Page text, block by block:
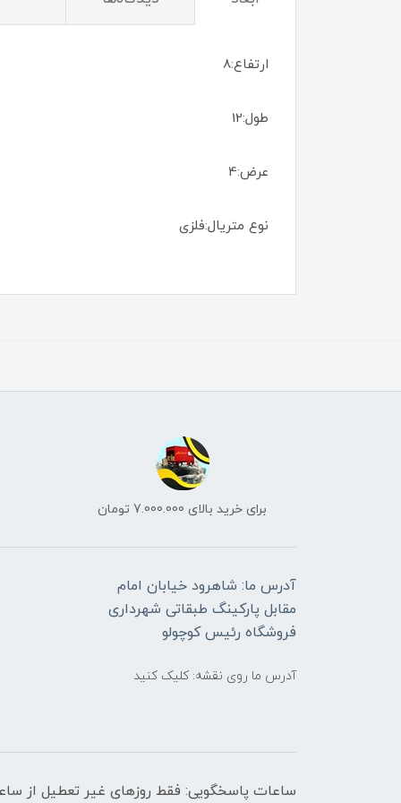
ارتفاع:8
طول:12
عرض:4
نوع متریال:فلزی
برای خرید بالای 7.000.000 تومان
آدرس ما: شاهرود خیابان امام
مقابل پارکینگ طبقاتی شهرداری
فروشگاه رئیس کوچولو
آدرس ما روی نقشه: کلیک کنید